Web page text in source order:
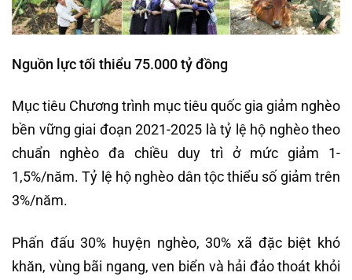
Nguồn lực tối thiểu 75.000 tỷ đồng
Mục tiêu Chương trình mục tiêu quốc gia giảm nghèo
bền vững giai đoạn 2021-2025 là tỷ lệ hộ nghèo theo
chuẩn nghèo đa chiều duy trì ở mức giảm 1-
1,5%/năm. Tỷ lệ hộ nghèo dân tộc thiểu số giảm trên
3%/năm.
Phấn đấu 30% huyện nghèo, 30% xã đặc biệt khó
khăn, vùng bãi ngang, ven biển và hải đảo thoát khỏi